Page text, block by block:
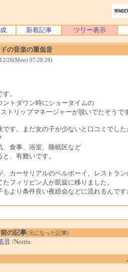
新着記事 ツリー表示
の音楽の重低音
26(Mon) 07:20:20)
。
ントダウン時にショータイムの
トリップマネージャーが脱いでたそうで
です。まだ女の子が少ないと口コミでした
、食事、浴室、睡眠区など
、有難いです。
、カーサリアルのベルボーイ、レストラン
フィリピン人が凱旋に移りました。
もより条件良い夜総会などに流れるんです
前の記事(元になった記事)
音/Norris